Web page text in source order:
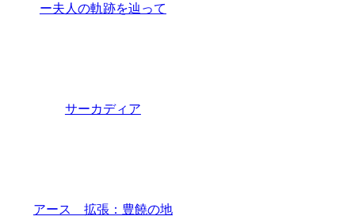
ー夫人の軌跡を辿って
サーカディア
アース 拡張：豊饒の地